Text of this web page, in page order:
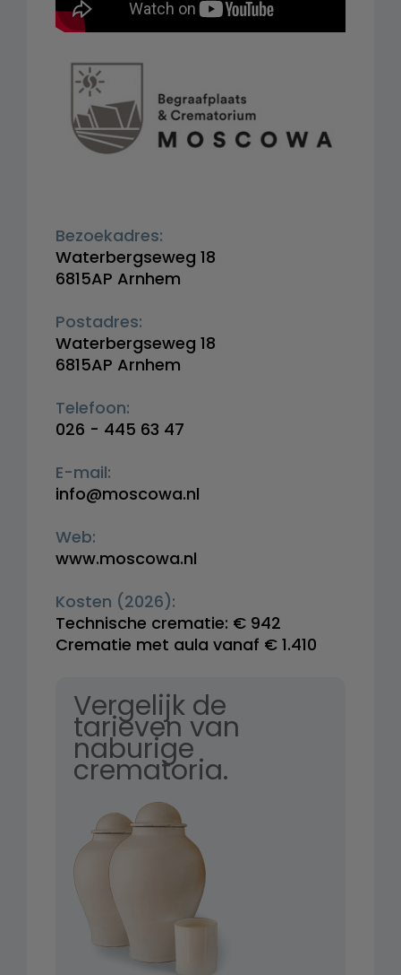
Bezoekadres:
Waterbergseweg 18
6815AP Arnhem
Postadres:
Waterbergseweg 18
6815AP Arnhem
Telefoon:
026 - 445 63 47
E-mail:
info@moscowa.nl
Web:
www.moscowa.nl
Kosten (2026):
Technische crematie: € 942
Crematie met aula vanaf € 1.410
Vergelijk de
tarieven van
naburige
crematoria.